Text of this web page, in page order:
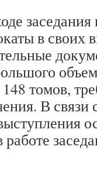
заседания
в своих
томов,
В связи
работе